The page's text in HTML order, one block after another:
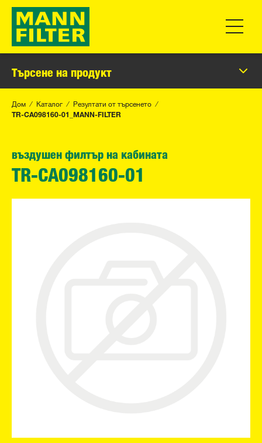
Търсене на продукт
Дом Каталог Резултати от търсенето
TR-CA098160-01_MANN-FILTER
въздушен филтър на кабината
TR-CA098160-01